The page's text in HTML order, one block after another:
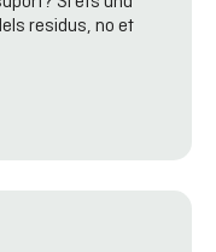
residus, no et